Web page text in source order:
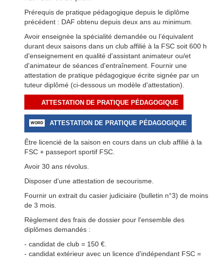
Prérequis de pratique pédagogique depuis le diplôme
précédent : DAF obtenu depuis deux ans au minimum.
Avoir enseignée la spécialité demandée ou l’équivalent
durant deux saisons dans un club affilié à la FSC soit 600 h
d'enseignement en qualité d'assistant animateur ou/et
d'animateur de séances d'entraînement. Fournir une
attestation de pratique pédagogique écrite signée par un
tuteur diplômé (ci-dessous un modèle d'attestation).
ATTESTATION DE PRATIQUE PÉDAGOGIQUE
ATTESTATION DE PRATIQUE PÉDAGOGIQUE
Être licencié de la saison en cours dans un club affilié à la
FSC + passeport sportif FSC.
Avoir 30 ans révolus.
Disposer d'une attestation de secourisme.
Fournir un extrait du casier judiciaire (bulletin n°3) de moins
de 3 mois.
Règlement des frais de dossier pour l'ensemble des
diplômes demandés :
- candidat de club = 150 €.
- candidat extérieur avec un licence d'indépendant FSC =